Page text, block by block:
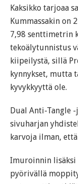
Kaksikko tarjoaa
Kummassakin on
7,98 senttimetrin
tekoälytunnistus
kiipeilystä, sillä
kynnykset, mutta
kyvykkyyttä ole.
Dual Anti-Tangle
sivuharjan
karvoja ilman,
Imuroinnin lisäksi
pyörivällä